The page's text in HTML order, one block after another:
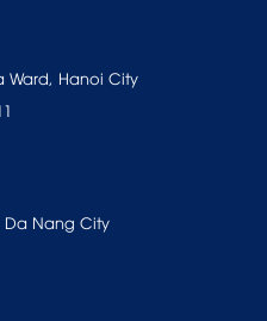
Ward, Hanoi City
Da Nang City